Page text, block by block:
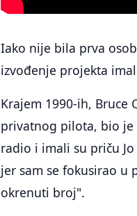
Iako nije bila prva
izvođenje projekta
Krajem 1990-ih, Bruce
privatnog pilota, bio je
radio i imali su priču
jer sam se fokusirao u
okrenuti broj".